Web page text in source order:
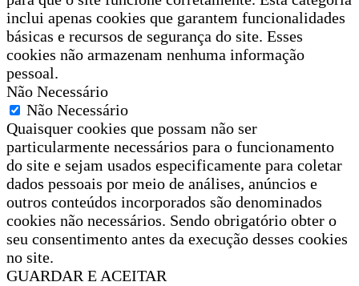
inclui apenas cookies que garantem funcionalidades
básicas e recursos de segurança do site. Esses
cookies não armazenam nenhuma informação
pessoal.
Não Necessário
Não Necessário
Quaisquer cookies que possam não ser
particularmente necessários para o funcionamento
do site e sejam usados especificamente para coletar
dados pessoais por meio de análises, anúncios e
outros conteúdos incorporados são denominados
cookies não necessários. Sendo obrigatório obter o
seu consentimento antes da execução desses cookies
no site.
GUARDAR E ACEITAR